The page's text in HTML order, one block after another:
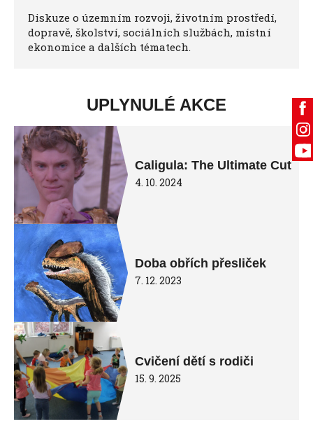
Diskuze o územním rozvoji, životním prostředí,
dopravě, školství, sociálních službách, místní
ekonomice a dalších tématech.
UPLYNULÉ AKCE
Caligula: The Ultimate Cut
4. 10. 2024
Doba obřích přesliček
7. 12. 2023
Cvičení dětí s rodiči
15. 9. 2025